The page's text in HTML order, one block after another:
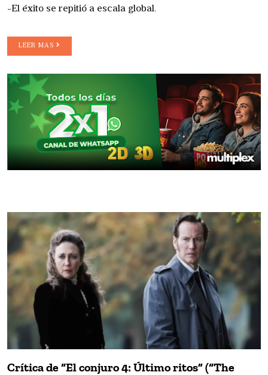
-El éxito se repitió a escala global.
LEER MAS
Crítica de “El conjuro 4: Último ritos” (“The